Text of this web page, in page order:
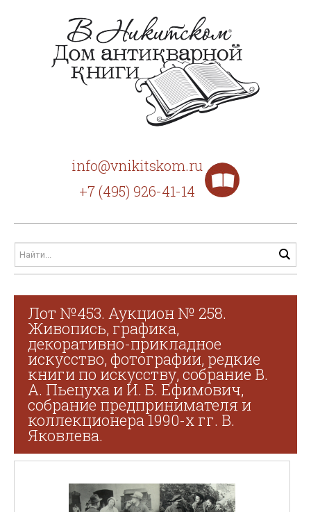
info@vnikitskom.ru
+7 (495) 926-41-14
Лот №453. Аукцион № 258.
Живопись, графика,
декоративно-прикладное
искусство, фотографии, редкие
книги по искусству, собрание В.
А. Пьецуха и И. Б. Ефимович,
собрание предпринимателя и
коллекционера 1990-х гг. В.
Яковлева.